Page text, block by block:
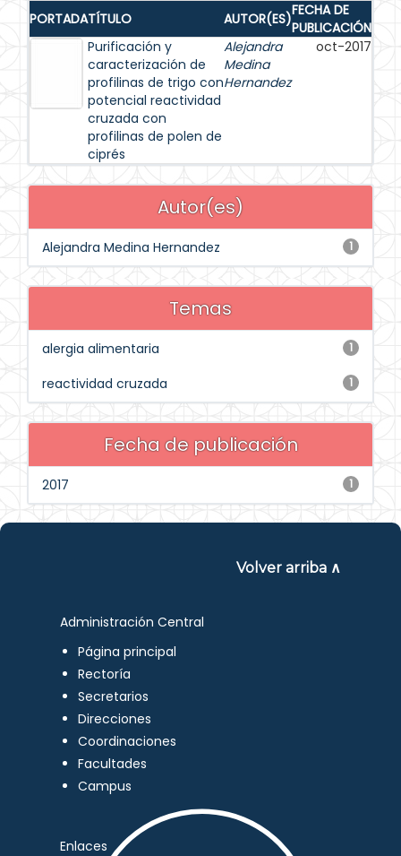
PORTADATÍTULO AUTOR(ES)FECHA DE
PUBLICACIÓN
Purificación y
caracterización de
profilinas de trigo con
potencial reactividad
cruzada con
profilinas de polen de
ciprés
Alejandra
Medina
Hernandez
oct-2017
Autor(es)
1
Alejandra Medina Hernandez
Temas
1
alergia alimentaria
1
reactividad cruzada
Fecha de publicación
1
2017
Volver arriba ∧
Administración Central
Página principal
Rectoría
Secretarios
Direcciones
Coordinaciones
Facultades
Campus
Enlaces